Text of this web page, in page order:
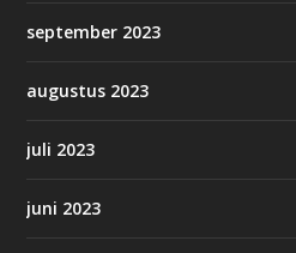
september 2023
augustus 2023
juli 2023
juni 2023